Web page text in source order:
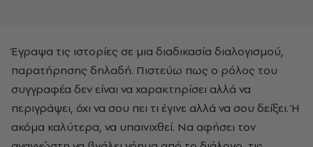
Έγραψα τις ιστορίες σε μια διαδικασία διαλογισμού,
παρατήρησης δηλαδή. Πιστεύω πως ο ρόλος του
συγγραφέα δεν είναι να χαρακτηρίσει αλλά να
περιγράψει, όχι να σου πει τι έγινε αλλά να σου δείξει. Ή
ακόμα καλύτερα, να υπαινιχθεί. Να αφήσει τον